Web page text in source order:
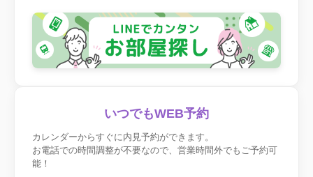
いつでもWEB予約
カレンダーからすぐに内見予約ができます。
お電話での時間調整が不要なので、営業時間外でもご予約可
能！